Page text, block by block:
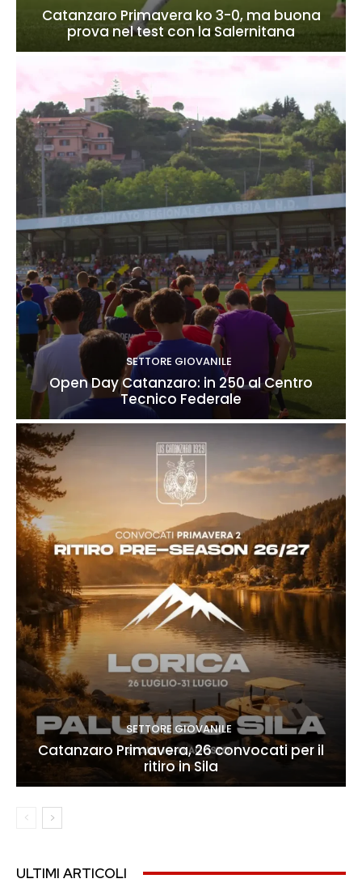
Catanzaro Primavera ko 3-0, ma buona
prova nel test con la Salernitana
SETTORE GIOVANILE
Open Day Catanzaro: in 250 al Centro
Tecnico Federale
SETTORE GIOVANILE
Catanzaro Primavera, 26 convocati per il
ritiro in Sila
ULTIMI ARTICOLI